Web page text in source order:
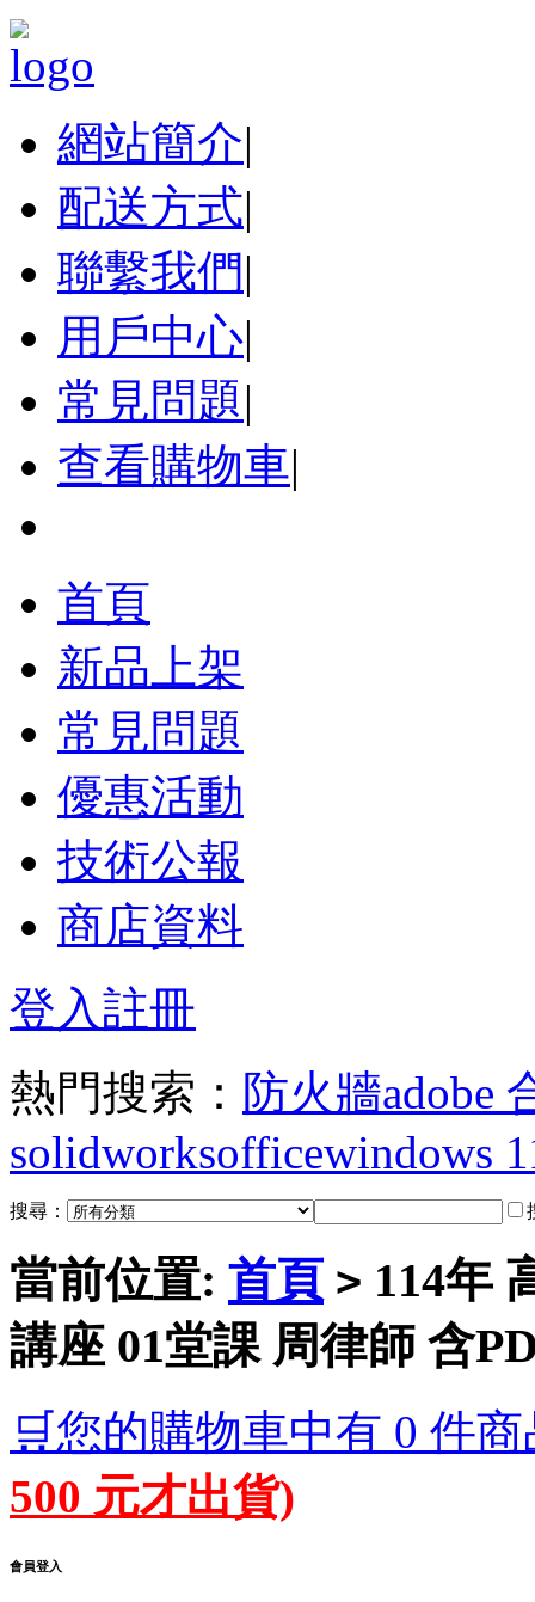
網站簡介|
配送方式|
聯繫我們|
用戶中心|
常見問題|
查看購物車|
首頁
新品上架
常見問題
優惠活動
技術公報
商店資料
登入註冊
熱門搜索： 防火牆adobe
solidworksofficewindows
搜尋：
當前位置: 首頁 > 114年
講座 01堂課 周律師 含
🛒您的購物車中有 0 件
500 元才出貨)
會員登入